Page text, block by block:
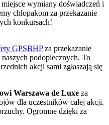
miejsce wymiany doświadczeń i
chłopakom za przekazanie
konkursach!
GPSBHPza przekazanie
podopiecznych. To
akcji sami zgłaszają się
Warszawa de Luxe za
dla uczestników całej akcji.
Ogromne dzięki za